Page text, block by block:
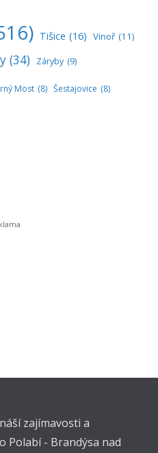
Tišice (16) Vinoř (11)
(34) Záryby (9)
Most (8) Šestajovice (8)
zajímavosti a
Polabí - Brandýsa nad